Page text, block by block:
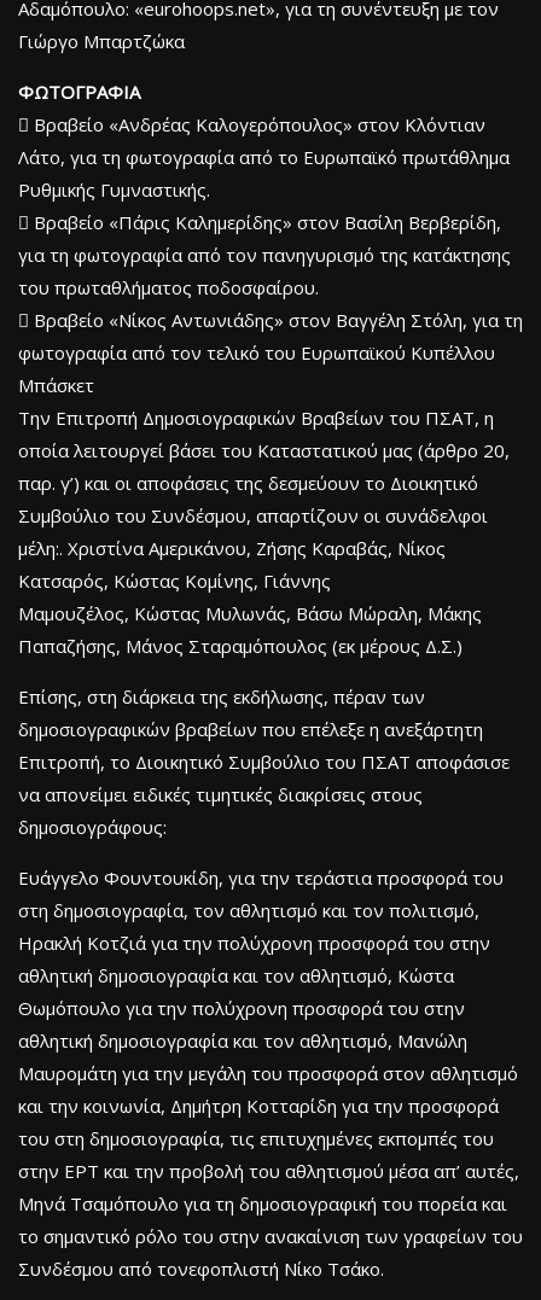
Αδαμόπουλο: «eurohoops.net», για τη συνέντευξη με τον
Γιώργο Μπαρτζώκα
ΦΩΤΟΓΡΑΦΙΑ
 Βραβείο «Ανδρέας Καλογερόπουλος» στον Κλόντιαν
Λάτο, για τη φωτογραφία από το Ευρωπαϊκό πρωτάθλημα
Ρυθμικής Γυμναστικής.
 Βραβείο «Πάρις Καλημερίδης» στον Βασίλη Βερβερίδη,
για τη φωτογραφία από τον πανηγυρισμό της κατάκτησης
του πρωταθλήματος ποδοσφαίρου.
 Βραβείο «Νίκος Αντωνιάδης» στον Βαγγέλη Στόλη, για τη
φωτογραφία από τον τελικό του Ευρωπαϊκού Κυπέλλου
Μπάσκετ
Την Επιτροπή Δημοσιογραφικών Βραβείων του ΠΣΑΤ, η
οποία λειτουργεί βάσει του Καταστατικού μας (άρθρο 20,
παρ. γ’) και οι αποφάσεις της δεσμεύουν το Διοικητικό
Συμβούλιο του Συνδέσμου, απαρτίζουν οι συνάδελφοι
μέλη:. Χριστίνα Αμερικάνου, Ζήσης Καραβάς, Νίκος
Κατσαρός, Κώστας Κομίνης, Γιάννης
Μαμουζέλος, Κώστας Μυλωνάς, Βάσω Μώραλη, Μάκης
Παπαζήσης, Μάνος Σταραμόπουλος (εκ μέρους Δ.Σ.)
Επίσης, στη διάρκεια της εκδήλωσης, πέραν των
δημοσιογραφικών βραβείων που επέλεξε η ανεξάρτητη
Επιτροπή, το Διοικητικό Συμβούλιο του ΠΣΑΤ αποφάσισε
να απονείμει ειδικές τιμητικές διακρίσεις στους
δημοσιογράφους:
Ευάγγελο Φουντουκίδη, για την τεράστια προσφορά του
στη δημοσιογραφία, τον αθλητισμό και τον πολιτισμό,
Ηρακλή Κοτζιά για την πολύχρονη προσφορά του στην
αθλητική δημοσιογραφία και τον αθλητισμό, Κώστα
Θωμόπουλο για την πολύχρονη προσφορά του στην
αθλητική δημοσιογραφία και τον αθλητισμό, Μανώλη
Μαυρομάτη για την μεγάλη του προσφορά στον αθλητισμό
και την κοινωνία, Δημήτρη Κοτταρίδη για την προσφορά
του στη δημοσιογραφία, τις επιτυχημένες εκπομπές του
στην ΕΡΤ και την προβολή του αθλητισμού μέσα απ’ αυτές,
Μηνά Τσαμόπουλο για τη δημοσιογραφική του πορεία και
το σημαντικό ρόλο του στην ανακαίνιση των γραφείων του
Συνδέσμου από τονεφοπλιστή Νίκο Τσάκο.